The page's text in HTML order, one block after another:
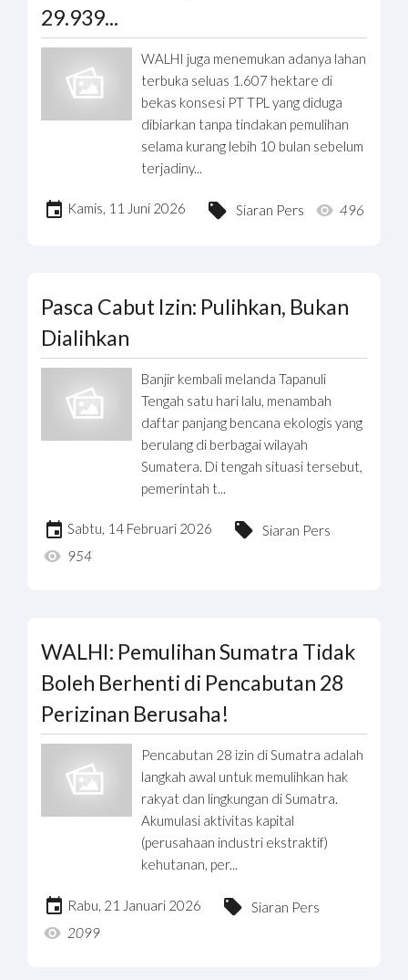
29.939...
WALHI juga menemukan adanya lahan
terbuka seluas 1.607 hektare di
bekas konsesi PT TPL yang diduga
dibiarkan tanpa tindakan pemulihan
selama kurang lebih 10 bulan sebelum
terjadiny...
Kamis, 11 Juni 2026 Siaran Pers 496
Pasca Cabut Izin: Pulihkan, Bukan
Dialihkan
Banjir kembali melanda Tapanuli
Tengah satu hari lalu, menambah
daftar panjang bencana ekologis yang
berulang di berbagai wilayah
Sumatera. Di tengah situasi tersebut,
pemerintah t...
Sabtu, 14 Februari 2026
Siaran Pers
954
WALHI: Pemulihan Sumatra Tidak
Boleh Berhenti di Pencabutan 28
Perizinan Berusaha!
Pencabutan 28 izin di Sumatra adalah
langkah awal untuk memulihkan hak
rakyat dan lingkungan di Sumatra.
Akumulasi aktivitas kapital
(perusahaan industri ekstraktif)
kehutanan, per...
Rabu, 21 Januari 2026
Siaran Pers
2099